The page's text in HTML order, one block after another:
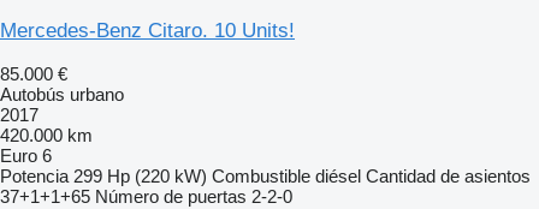
Mercedes-Benz Citaro. 10 Units!
85.000 €
Autobús urbano
2017
420.000 km
Euro 6
Potencia 299 Hp (220 kW) Combustible diésel Cantidad de asientos
37+1+1+65 Número de puertas 2-2-0